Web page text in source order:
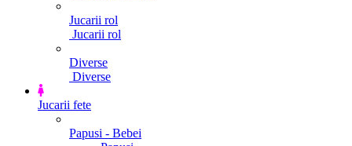
Jucarii rol
Jucarii rol
Diverse
Diverse
Jucarii fete
Papusi - Bebei